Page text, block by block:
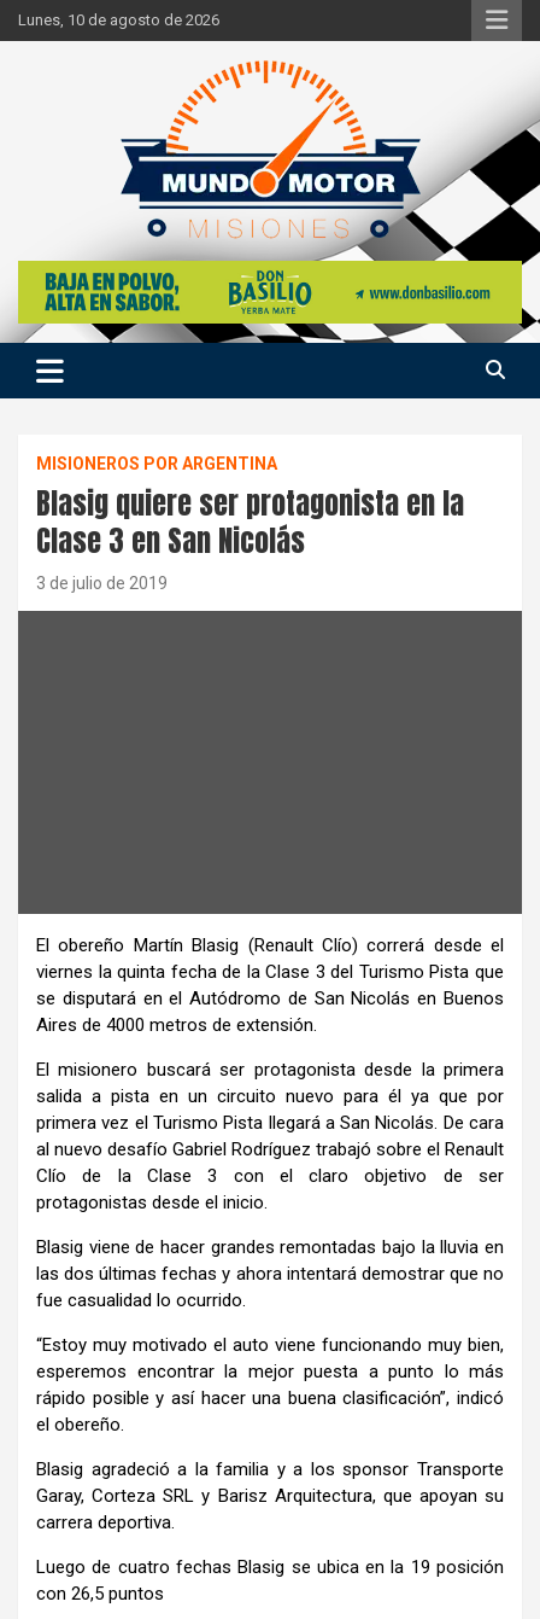
Skip
to
Lunes, 10 de agosto de 2026
Mundo Motor Misiones
Si hay ruido de motores ahí estaremos
MISIONEROS POR ARGENTINA
Blasig quiere ser protagonista en la
Clase 3 en San Nicolás
3 de julio de 2019
El obereño Martín Blasig (Renault Clío) correrá desde el
viernes la quinta fecha de la Clase 3 del Turismo Pista que
se disputará en el Autódromo de San Nicolás en Buenos
Aires de 4000 metros de extensión.
El misionero buscará ser protagonista desde la primera
salida a pista en un circuito nuevo para él ya que por
primera vez el Turismo Pista llegará a San Nicolás. De cara
al nuevo desafío Gabriel Rodríguez trabajó sobre el Renault
Clío de la Clase 3 con el claro objetivo de ser
protagonistas desde el inicio.
Blasig viene de hacer grandes remontadas bajo la lluvia en
las dos últimas fechas y ahora intentará demostrar que no
fue casualidad lo ocurrido.
“Estoy muy motivado el auto viene funcionando muy bien,
esperemos encontrar la mejor puesta a punto lo más
rápido posible y así hacer una buena clasificación”, indicó
el obereño.
Blasig agradeció a la familia y a los sponsor Transporte
Garay, Corteza SRL y Barisz Arquitectura, que apoyan su
carrera deportiva.
Luego de cuatro fechas Blasig se ubica en la 19 posición
con 26,5 puntos